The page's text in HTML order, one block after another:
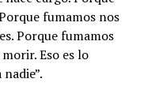
fumamos nos
Porque fumamos
Eso es lo